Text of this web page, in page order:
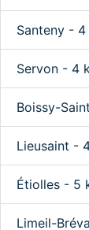
Santeny - 4
Servon - 4
Boissy-
Lieusaint -
Étiolles - 5
Limeil-